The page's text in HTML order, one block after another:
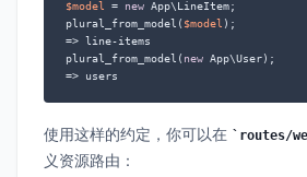
$model = new App\LineItem;
plural_from_model( $model );
=> line-items
plural_from_model( new App\User);
=> users
使用这样的约定，你可以在 routes/
义资源路由：